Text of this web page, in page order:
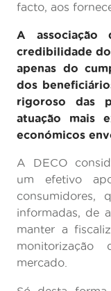
facto, aos
A
credibilidade
apenas do
dos
rigoroso das
atuação mais
económicos
A DECO
um efetivo
consumidores,
informadas, de
manter a
mercado.